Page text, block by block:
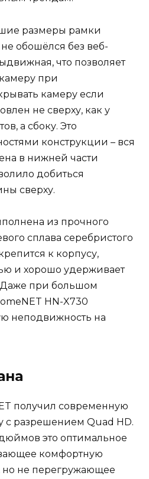
размеры рамки
обошёлся без веб-
что позволяет
при
камеру если
не сверху, как у
а сбоку. Это
конструкции – вся
в нижней части
добиться
сверху.
из прочного
сплава серебристого
к корпусу,
и хорошо удерживает
Даже при большом
HN-X730
неподвижность на
получил современную
с разрешением Quad HD.
это оптимальное
комфортную
но не перегружающее